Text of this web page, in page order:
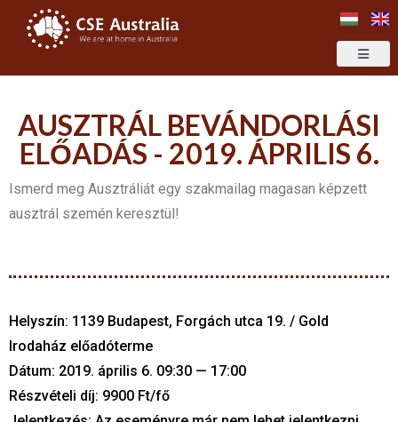
AUSZTRÁL BEVÁNDORLÁSI
ELŐADÁS - 2019. ÁPRILIS 6.
Ismerd meg Ausztráliát egy szakmailag magasan képzett
ausztrál szemén keresztül!
Helyszín: 1139 Budapest, Forgách utca 19. / Gold
Irodaház előadóterme
Dátum: 2019. április 6. 09:30 — 17:00
Részvételi díj: 9900 Ft/fő